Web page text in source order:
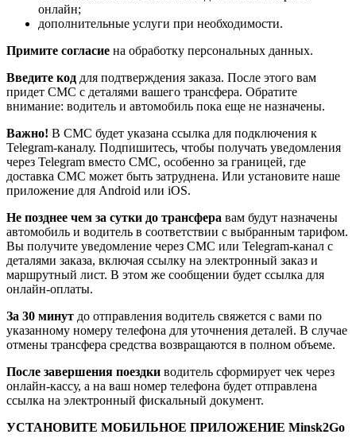
онлайн;
дополнительные услуги при необходимости.
Примите согласие на обработку персональных данных.
Введите код для подтверждения заказа. После этого вам
придет СМС с деталями вашего трансфера. Обратите
внимание: водитель и автомобиль пока еще не назначены.
Важно! В СМС будет указана ссылка для подключения к
Telegram-каналу. Подпишитесь, чтобы получать уведомления
через Telegram вместо СМС, особенно за границей, где
доставка СМС может быть затруднена. Или установите наше
приложение для Android или iOS.
Не позднее чем за сутки до трансфера вам будут назначены
автомобиль и водитель в соответствии с выбранным тарифом.
Вы получите уведомление через СМС или Telegram-канал с
деталями заказа, включая ссылку на электронный заказ и
маршрутный лист. В этом же сообщении будет ссылка для
онлайн-оплаты.
За 30 минут до отправления водитель свяжется с вами по
указанному номеру телефона для уточнения деталей. В случае
отмены трансфера средства возвращаются в полном объеме.
После завершения поездки водитель сформирует чек через
онлайн-кассу, а на ваш номер телефона будет отправлена
ссылка на электронный фискальный документ.
УСТАНОВИТЕ МОБИЛЬНОЕ ПРИЛОЖЕНИЕ Minsk2Go